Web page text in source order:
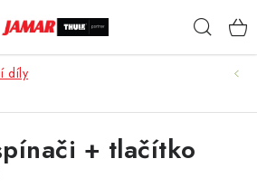
díly
+ tlačítko